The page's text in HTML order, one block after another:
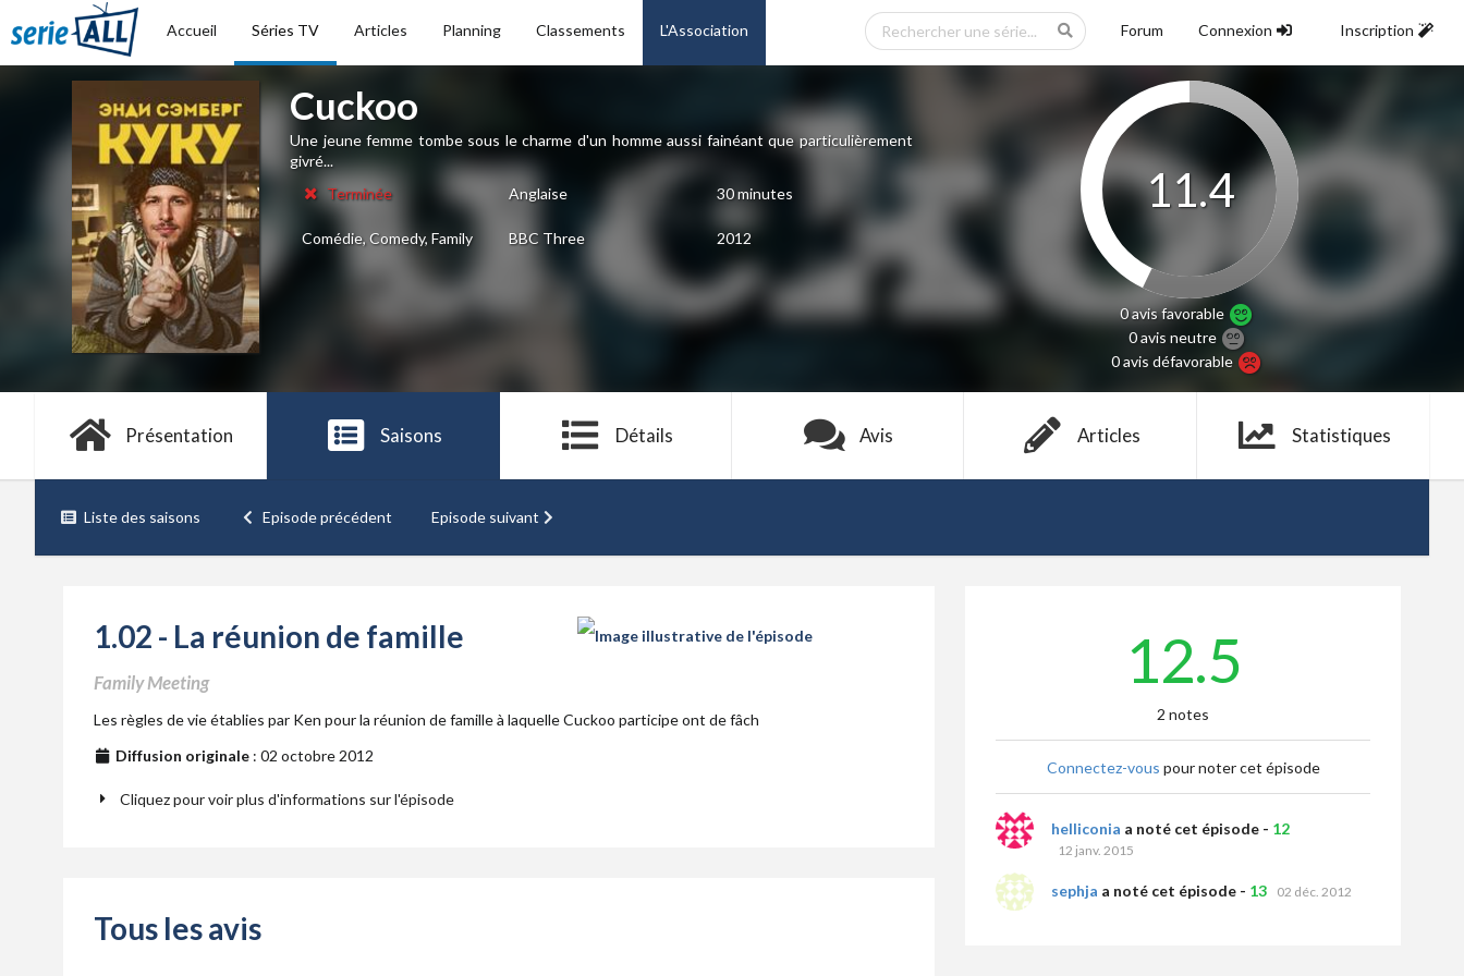
Accueil Séries TV Articles Planning Classements L'Association Forum Connexion Inscription
Cuckoo
Une jeune femme tombe sous le charme d'un homme aussi fainéant que particulièrement
givré...
Terminée
Anglaise 30 minutes
Comédie, Comedy, Family BBC Three 2012
11.4
0 avisfavorable
0 avis neutre
0 avisdéfavorable
Présentation Saisons Détails Avis Articles Statistiques
Liste des saisons Episode précédent Episode suivant
1.02 - La réunion de famille
Family Meeting
Les règles de vie établies par Ken pour la réunion de famille à laquelle Cuckoo participe ont de fâch
Diffusion originale : 02 octobre 2012
Cliquez pour voir plus d'informations sur l'épisode
Tous les avis
12.5
2 notes
Connectez-vous pour noter cet épisode
helliconia a noté cet épisode - 12
12 janv. 2015
sephja a noté cet épisode - 13 02 déc. 2012